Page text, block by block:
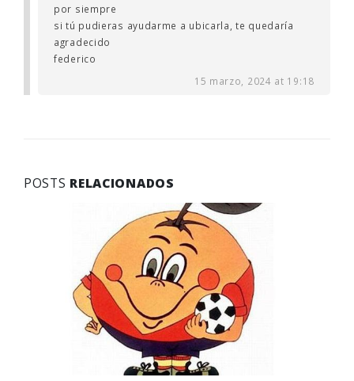
por siempre
si tú pudieras ayudarme a ubicarla, te quedaría
agradecido
federico
15 marzo, 2024 at 19:18
POSTS RELACIONADOS